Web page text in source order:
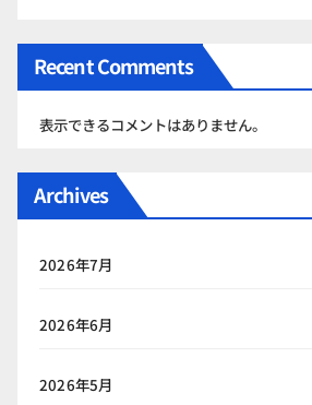
Recent Comments
表示できるコメントはありません。
Archives
2026年7月
2026年6月
2026年5月